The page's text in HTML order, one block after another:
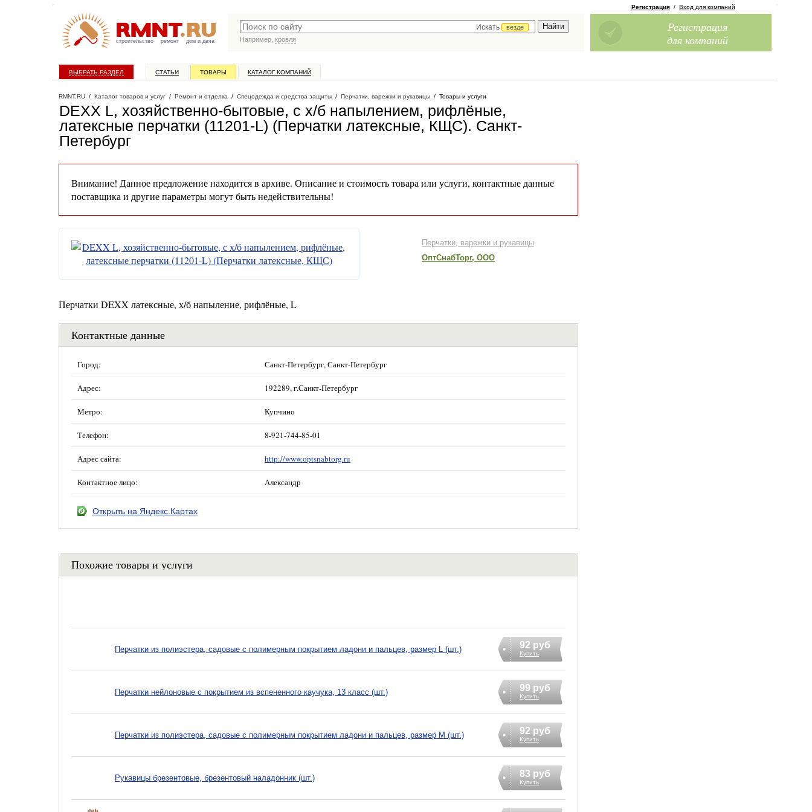
строительство ремонт дом и дача
Искать
везде
Например, кровля
Регистрация / Вход для компаний
Регистрация
для компаний
ВЫБРАТЬ РАЗДЕЛ СТАТЬИ ТОВАРЫ КАТАЛОГ КОМПАНИЙ
RMNT.RU / Каталог товаров и услуг / Ремонт и отделка / Спецодежда и средства защиты / Перчатки, варежки и рукавицы / Товары и услуги
DEXX L, хозяйственно-бытовые, с х/б напылением, рифлёные,
латексные перчатки (11201-L) (Перчатки латексные, КЩС). Санкт-
Петербург
Внимание! Данное предложение находится в архиве. Описание и стоимость товара или услуги, контактные данные
поставщика и другие параметры могут быть недействительны!
Перчатки, варежки и рукавицы
ОптСнабТорг, ООО
Перчатки DEXX латексные, х/б напыление, рифлёные, L
Контактные данные
Город: Санкт-Петербург, Санкт-Петербург
Адрес: 192289, г.Санкт-Петербург
Метро: Купчино
Телефон: 8-921-744-85-01
Адрес сайта: http://www.optsnabtorg.ru
Контактное лицо: Александр
Открыть на Яндекс.Картах
Похожие товары и услуги
Перчатки из полиэстера, садовые с полимерным покрытием ладони и пальцев, размер L (шт.) 92 руб
Купить
Перчатки нейлоновые с покрытием из вспененного каучука, 13 класс (шт.) 99 руб
Купить
Перчатки из полиэстера, садовые с полимерным покрытием ладони и пальцев, размер М (шт.) 92 руб
Купить
Рукавицы брезентовые, брезентовый наладонник (шт.) 83 руб
Купить